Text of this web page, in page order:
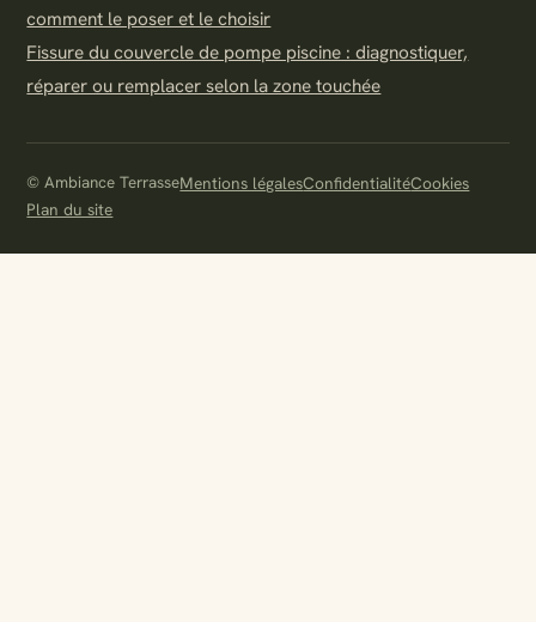
comment le poser et le choisir
Fissure du couvercle de pompe piscine : diagnostiquer,
réparer ou remplacer selon la zone touchée
© Ambiance TerrasseMentions légalesConfidentialitéCookies
Plan du site